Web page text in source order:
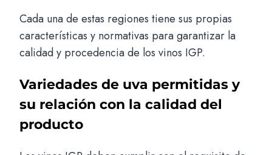
Cada una de estas regiones tiene sus propias
características y normativas para garantizar la
calidad y procedencia de los vinos IGP.
Variedades de uva permitidas y
su relación con la calidad del
producto